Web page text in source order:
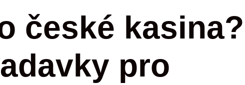
české kasina?
pro